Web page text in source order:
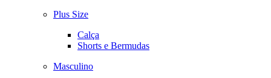
Plus Size
Calça
Shorts e Bermudas
Masculino